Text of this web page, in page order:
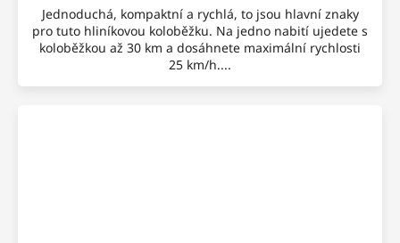
Jednoduchá, kompaktní a rychlá, to jsou hlavní znaky
pro tuto hliníkovou koloběžku. Na jedno nabití ujedete s
koloběžkou až 30 km a dosáhnete maximální rychlosti
25 km/h....